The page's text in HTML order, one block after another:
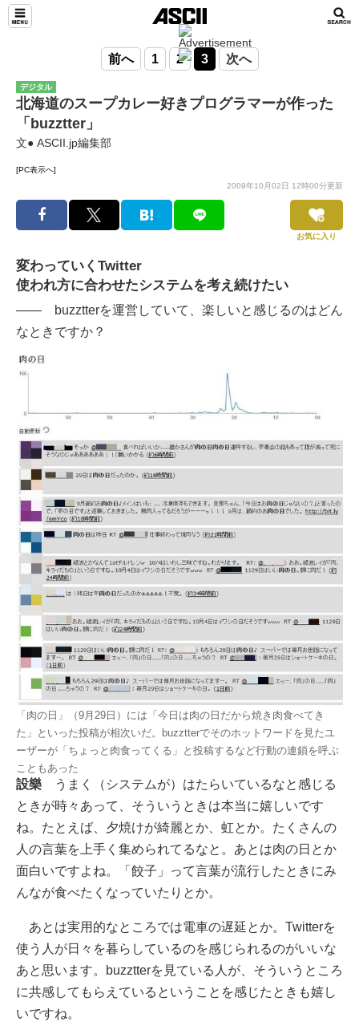
前へ 1 2 3 次へ
デジタル
北海道のスープカレー好きプログラマーが作った
「buzztter」
文● ASCII.jp編集部
[PC表示へ]
2009年10月02日 12時00分更新
お気に入り
変わっていくTwitter
使われ方に合わせたシステムを考え続けたい
―― buzztterを運営していて、楽しいと感じるのはどん
なときですか？
「肉の日」（9月29日）には「今日は肉の日だから焼き肉食べてき
た」といった投稿が相次いだ。buzztterでそのホットワードを見たユ
ーザーが「ちょっと肉食ってくる」と投稿するなど行動の連鎖を呼ぶ
こともあった
設樂 うまく（システムが）はたらいているなと感じる
ときが時々あって、そういうときは本当に嬉しいです
ね。たとえば、夕焼けが綺麗とか、虹とか。たくさんの
人の言葉を上手く集められてるなと。あとは肉の日とか
面白いですよね。「餃子」って言葉が流行したときにみ
んなが食べたくなっていたりとか。
あとは実用的なところでは電車の遅延とか。Twitterを
使う人が日々を暮らしているのを感じられるのがいいな
あと思います。buzztterを見ている人が、そういうところ
に共感してもらえているということを感じたときも嬉し
いですね。